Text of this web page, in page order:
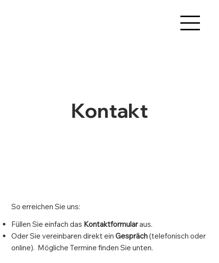
Kontakt
So erreichen Sie uns:
Füllen Sie einfach das Kontaktformularaus.
Oder Sie vereinbaren direkt ein Gespräch(telefonisch oder
online). Mögliche Termine finden Sie unten.